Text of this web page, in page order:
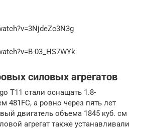
03_HS7WYk
силовых агрегатов
T11 стали оснащать 1.8-
481FC, а ровно через пять лет
двигатель объема 1845 куб. см
агрегат также устанавливали